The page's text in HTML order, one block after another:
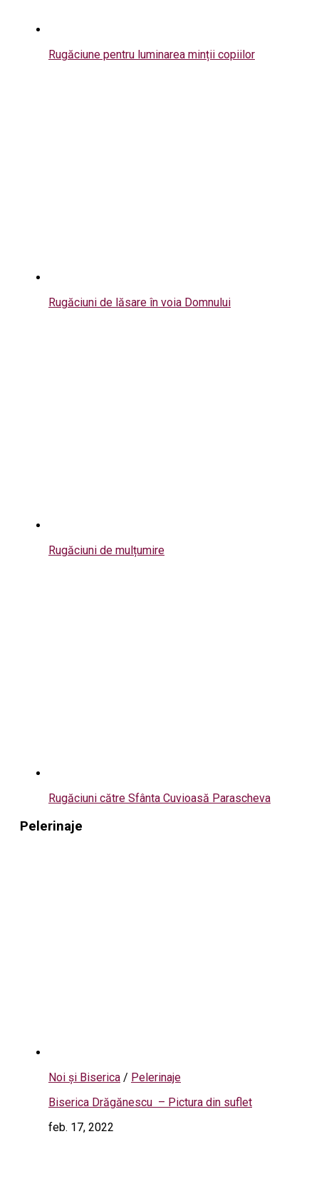
Rugăciune pentru luminarea minții copiilor
Rugăciuni de lăsare în voia Domnului
Rugăciuni de mulțumire
Rugăciuni către Sfânta Cuvioasă Parascheva
Pelerinaje
Noi și Biserica / Pelerinaje
Biserica Drăgănescu – Pictura din suflet
feb. 17, 2022